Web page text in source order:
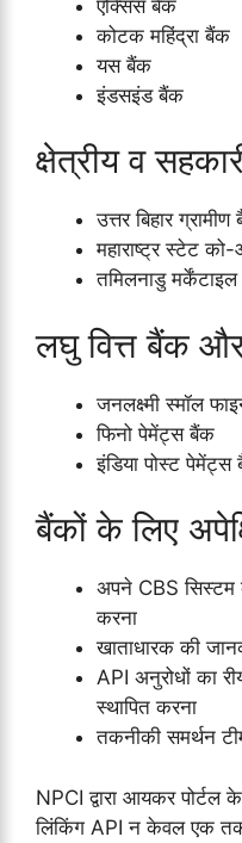
एक्सिस बैंक
कोटक महिंद्रा बैंक
यस बैंक
इंडसइंड बैंक
क्षेत्रीय व
उत्तर बिहार
महाराष्ट्र स्टेट
तमिलनाडु
लघु वित्त बैंक
जनलक्ष्मी स्मॉल
फिनो पेमेंट्स बैंक
इंडिया पोस्ट पेमेंट्स
बैंकों के लिए
अपने CBS
करना
खाताधारक की
API अनुरोधों का
स्थापित करना
तकनीकी समर्थन
NPCI द्वारा आयकर
लिंकिंग API न केवल एक